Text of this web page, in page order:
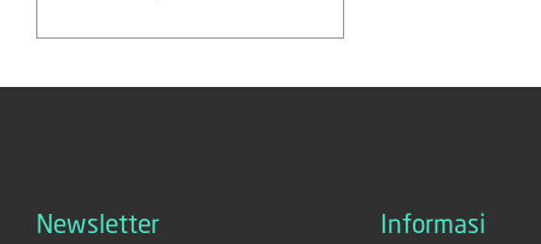
Newsletter Informasi